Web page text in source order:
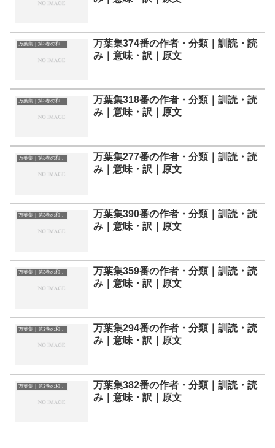
万葉集｜第3巻の和歌一覧
万葉集374番の作者・分類｜訓読・読
み｜意味・訳｜原文
万葉集｜第3巻の和歌一覧
万葉集318番の作者・分類｜訓読・読
み｜意味・訳｜原文
万葉集｜第3巻の和歌一覧
万葉集277番の作者・分類｜訓読・読
み｜意味・訳｜原文
万葉集｜第3巻の和歌一覧
万葉集390番の作者・分類｜訓読・読
み｜意味・訳｜原文
万葉集｜第3巻の和歌一覧
万葉集359番の作者・分類｜訓読・読
み｜意味・訳｜原文
万葉集｜第3巻の和歌一覧
万葉集294番の作者・分類｜訓読・読
み｜意味・訳｜原文
万葉集382番の作者・分類｜訓読・読
み｜意味・訳｜原文